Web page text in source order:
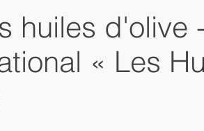
huiles d'olive
« Les